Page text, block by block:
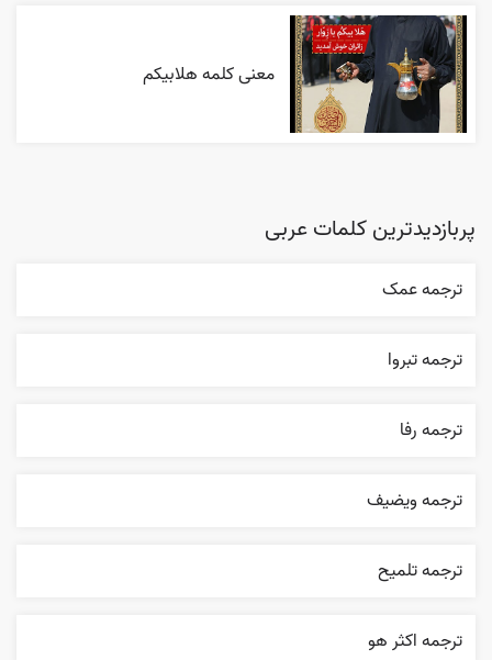
معنی کلمه هلابیکم
پربازدیدترین کلمات عربی
ترجمه عمک
ترجمه تبروا
ترجمه رفا
ترجمه ويضيف
ترجمه تلميح
ترجمه اکثر هو